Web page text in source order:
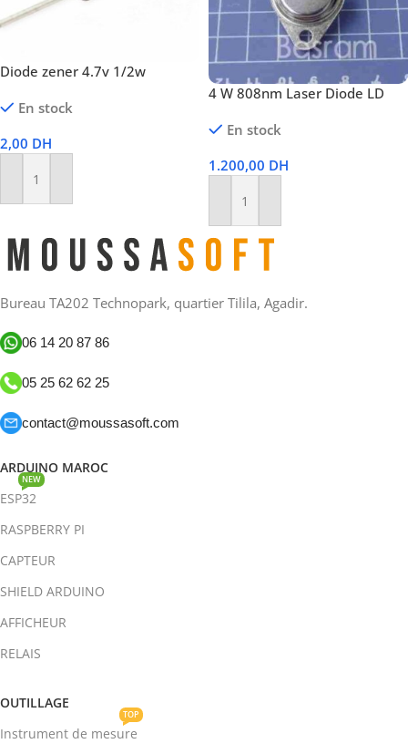
Diode zener 4.7v 1/2w
En stock
2,00 DH
Ajouter Au Panier
4 W 808nm Laser Diode LD
En stock
1.200,00 DH
Ajouter Au Panier
Bureau TA202 Technopark, quartier Tilila, Agadir.
06 14 20 87 86
05 25 62 62 25
contact@moussasoft.com
ARDUINO MAROC
ESP32
NEW
RASPBERRY PI
CAPTEUR
SHIELD ARDUINO
AFFICHEUR
RELAIS
OUTILLAGE
Instrument de mesure
TOP